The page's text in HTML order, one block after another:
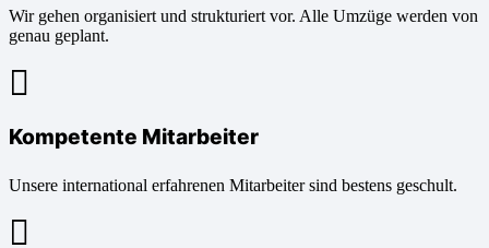
Wir gehen organisiert und strukturiert vor. Alle Umzüge werden von
genau geplant.
Kompetente Mitarbeiter
Unsere international erfahrenen Mitarbeiter sind bestens geschult.